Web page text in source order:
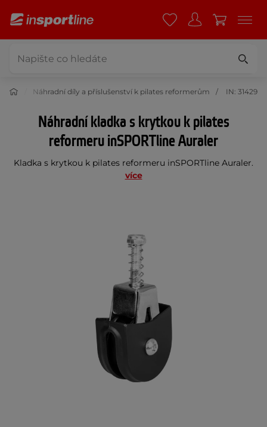
Náhradní díly a příslušenství k pilates reformerům IN: 31429
Náhradní kladka s krytkou k pilates
reformeru inSPORTline Auraler
Kladka s krytkou k pilates reformeru inSPORTline Auraler.
více